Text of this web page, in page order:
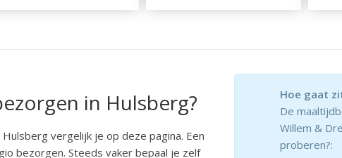
in Hulsberg?
vergelijk je op deze pagina. Een
bezorgen. Steeds vaker bepaal je zelf
Hoe gaat
De
Willem &
proberen?: